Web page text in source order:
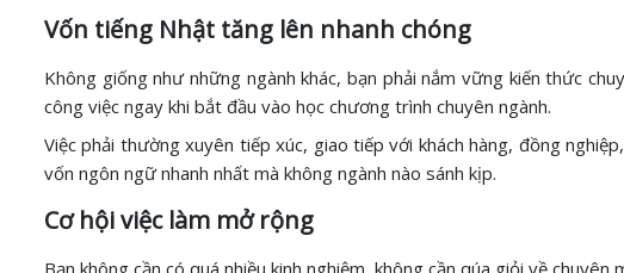
Vốn tiếng Nhật tăng lên nhanh chóng
Không giống như những ngành khác, bạn phải nắm vững kiến thức
công việc ngay khi bắt đầu vào học chương trình chuyên ngành.
Việc phải thường xuyên tiếp xúc, giao tiếp với khách hàng, đồng
vốn ngôn ngữ nhanh nhất mà không ngành nào sánh kịp.
Cơ hội việc làm mở rộng
Bạn không cần có quá nhiều kinh nghiệm, không cần qúa giỏi về